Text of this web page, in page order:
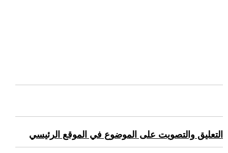
التعليق والتصويت على الموضوع في الموقع الرئيسي